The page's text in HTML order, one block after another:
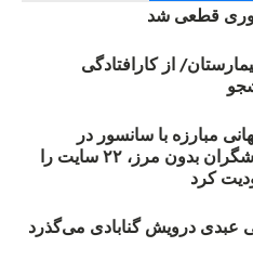
قطعی شد
از کارافتادگی
روز جهانی مبارزه با سانسور در
اینترنت: #آزادی هم‌آیند گزارشگران‌ بدون مرز، ۲۲ سایت را
کرد
درویش گنابادی می‌گذرد